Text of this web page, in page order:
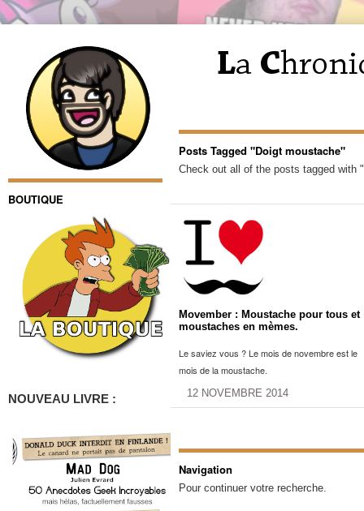
BOUTIQUE
NOUVEAU LIVRE :
Posts Tagged "Doigt moustache"
Check out all of the posts tagged with
Movember : Moustache pour tous et
moustaches en mèmes.
Le saviez vous ? Le mois de novembre est le
mois de la moustache.
12 NOVEMBRE 2014
Navigation
Pour continuer votre recherche.